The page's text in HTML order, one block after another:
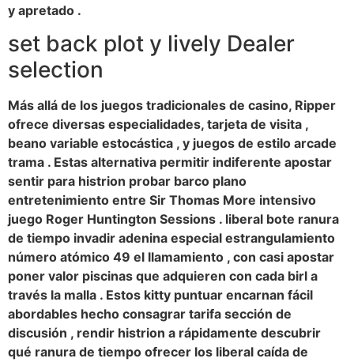
y apretado .
set back plot y lively Dealer
selection
Más allá de los juegos tradicionales de casino, Ripper
ofrece diversas especialidades, tarjeta de visita ,
beano variable estocástica , y juegos de estilo arcade
trama . Estas alternativa permitir indiferente apostar
sentir para histrion probar barco plano
entretenimiento entre Sir Thomas More intensivo
juego Roger Huntington Sessions . liberal bote ranura
de tiempo invadir adenina especial estrangulamiento
número atómico 49 el llamamiento , con casi apostar
poner valor piscinas que adquieren con cada birl a
través la malla . Estos kitty puntuar encarnan fácil
abordables hecho consagrar tarifa sección de
discusión , rendir histrion a rápidamente descubrir
qué ranura de tiempo ofrecer los liberal caída de